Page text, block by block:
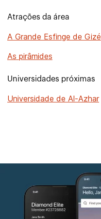
Atrações da área
A Grande Esfinge de Gizé
As pirâmides
Universidades próximas
Universidade de Al-Azhar